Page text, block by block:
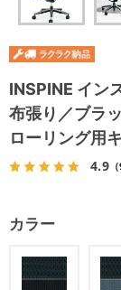
INSPINE イン
布張り／ブラ
ローリング用
4.9（
カラー